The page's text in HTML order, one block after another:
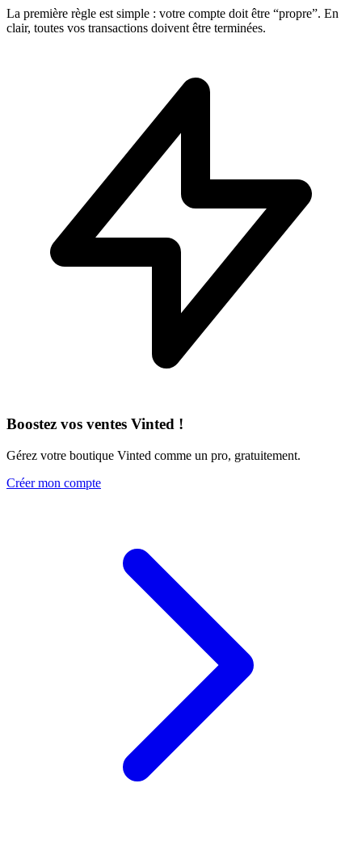
La première règle est simple : votre compte doit être “propre”. En
clair, toutes vos transactions doivent être terminées.
Boostez vos ventes Vinted !
Gérez votre boutique Vinted comme un pro, gratuitement.
Créer mon compte